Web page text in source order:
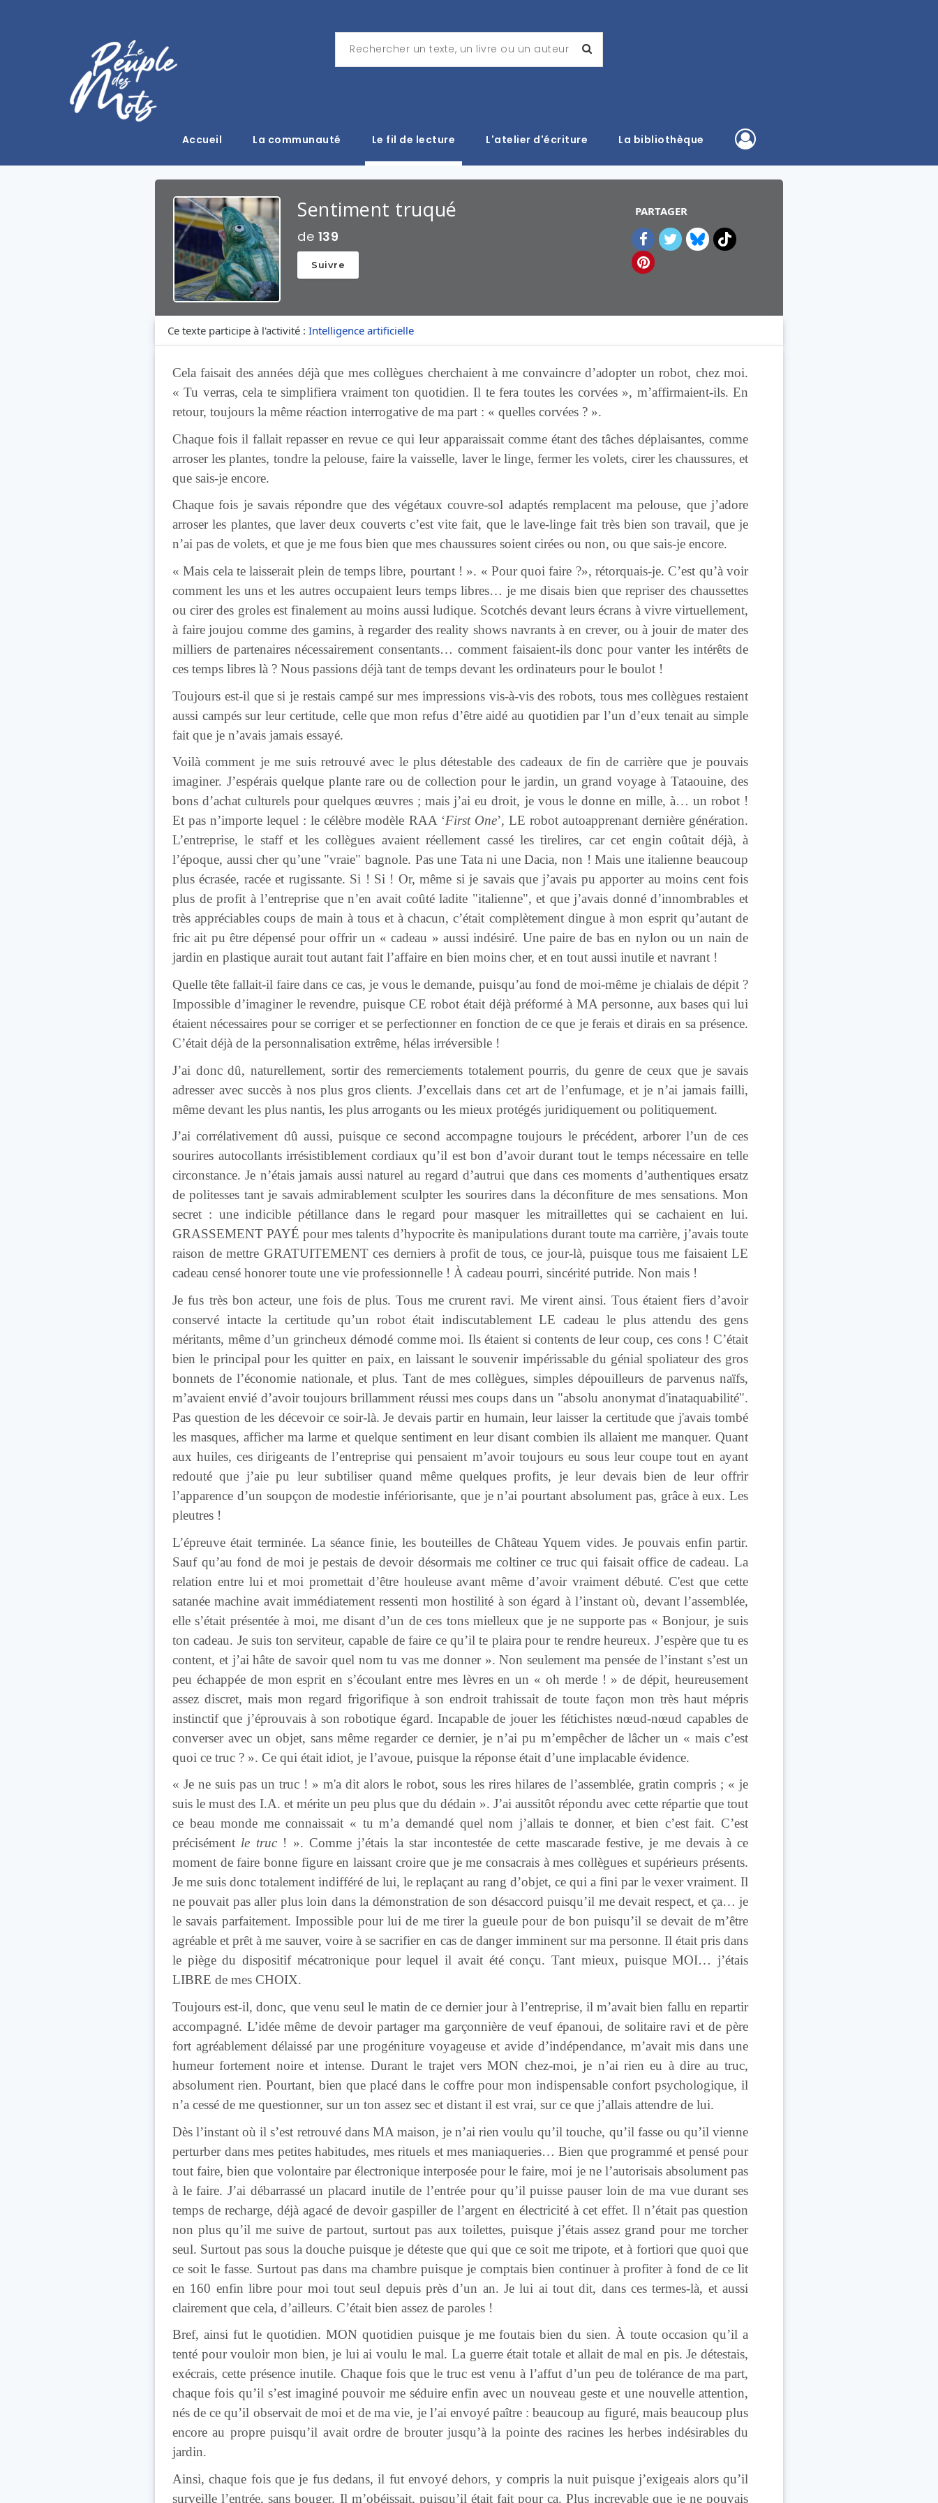
Accueil La communauté Le fil de lecture L'atelier d'écriture La bibliothèque
Sentiment truqué
de 139
Suivre
PARTAGER
Ce texte participe à l'activité : Intelligence artificielle
Cela faisait des années déjà que mes collègues cherchaient à me convaincre d’adopter un robot, chez moi.
« Tu verras, cela te simplifiera vraiment ton quotidien. Il te fera toutes les corvées », m’affirmaient-ils. En
retour, toujours la même réaction interrogative de ma part : « quelles corvées ? ».
Chaque fois il fallait repasser en revue ce qui leur apparaissait comme étant des tâches déplaisantes, comme
arroser les plantes, tondre la pelouse, faire la vaisselle, laver le linge, fermer les volets, cirer les chaussures, et
que sais-je encore.
Chaque fois je savais répondre que des végétaux couvre-sol adaptés remplacent ma pelouse, que j’adore
arroser les plantes, que laver deux couverts c’est vite fait, que le lave-linge fait très bien son travail, que je
n’ai pas de volets, et que je me fous bien que mes chaussures soient cirées ou non, ou que sais-je encore.
« Mais cela te laisserait plein de temps libre, pourtant ! ». « Pour quoi faire ?», rétorquais-je. C’est qu’à voir
comment les uns et les autres occupaient leurs temps libres… je me disais bien que repriser des chaussettes
ou cirer des groles est finalement au moins aussi ludique. Scotchés devant leurs écrans à vivre virtuellement,
à faire joujou comme des gamins, à regarder des reality shows navrants à en crever, ou à jouir de mater des
milliers de partenaires nécessairement consentants… comment faisaient-ils donc pour vanter les intérêts de
ces temps libres là ? Nous passions déjà tant de temps devant les ordinateurs pour le boulot !
Toujours est-il que si je restais campé sur mes impressions vis-à-vis des robots, tous mes collègues restaient
aussi campés sur leur certitude, celle que mon refus d’être aidé au quotidien par l’un d’eux tenait au simple
fait que je n’avais jamais essayé.
Voilà comment je me suis retrouvé avec le plus détestable des cadeaux de fin de carrière que je pouvais
imaginer. J’espérais quelque plante rare ou de collection pour le jardin, un grand voyage à Tataouine, des
bons d’achat culturels pour quelques œuvres ; mais j’ai eu droit, je vous le donne en mille, à… un robot !
Et pas n’importe lequel : le célèbre modèle RAA ‘First One’, LE robot autoapprenant dernière génération.
L’entreprise, le staff et les collègues avaient réellement cassé les tirelires, car cet engin coûtait déjà, à
l’époque, aussi cher qu’une "vraie" bagnole. Pas une Tata ni une Dacia, non ! Mais une italienne beaucoup
plus écrasée, racée et rugissante. Si ! Si ! Or, même si je savais que j’avais pu apporter au moins cent fois
plus de profit à l’entreprise que n’en avait coûté ladite "italienne", et que j’avais donné d’innombrables et
très appréciables coups de main à tous et à chacun, c’était complètement dingue à mon esprit qu’autant de
fric ait pu être dépensé pour offrir un « cadeau » aussi indésiré. Une paire de bas en nylon ou un nain de
jardin en plastique aurait tout autant fait l’affaire en bien moins cher, et en tout aussi inutile et navrant !
Quelle tête fallait-il faire dans ce cas, je vous le demande, puisqu’au fond de moi-même je chialais de dépit ?
Impossible d’imaginer le revendre, puisque CE robot était déjà préformé à MA personne, aux bases qui lui
étaient nécessaires pour se corriger et se perfectionner en fonction de ce que je ferais et dirais en sa présence.
C’était déjà de la personnalisation extrême, hélas irréversible !
J’ai donc dû, naturellement, sortir des remerciements totalement pourris, du genre de ceux que je savais
adresser avec succès à nos plus gros clients. J’excellais dans cet art de l’enfumage, et je n’ai jamais failli,
même devant les plus nantis, les plus arrogants ou les mieux protégés juridiquement ou politiquement.
J’ai corrélativement dû aussi, puisque ce second accompagne toujours le précédent, arborer l’un de ces
sourires autocollants irrésistiblement cordiaux qu’il est bon d’avoir durant tout le temps nécessaire en telle
circonstance. Je n’étais jamais aussi naturel au regard d’autrui que dans ces moments d’authentiques ersatz
de politesses tant je savais admirablement sculpter les sourires dans la déconfiture de mes sensations. Mon
secret : une indicible pétillance dans le regard pour masquer les mitraillettes qui se cachaient en lui.
GRASSEMENT PAYÉ pour mes talents d’hypocrite ès manipulations durant toute ma carrière, j’avais toute
raison de mettre GRATUITEMENT ces derniers à profit de tous, ce jour-là, puisque tous me faisaient LE
cadeau censé honorer toute une vie professionnelle ! À cadeau pourri, sincérité putride. Non mais !
Je fus très bon acteur, une fois de plus. Tous me crurent ravi. Me virent ainsi. Tous étaient fiers d’avoir
conservé intacte la certitude qu’un robot était indiscutablement LE cadeau le plus attendu des gens
méritants, même d’un grincheux démodé comme moi. Ils étaient si contents de leur coup, ces cons ! C’était
bien le principal pour les quitter en paix, en laissant le souvenir impérissable du génial spoliateur des gros
bonnets de l’économie nationale, et plus. Tant de mes collègues, simples dépouilleurs de parvenus naïfs,
m’avaient envié d’avoir toujours brillamment réussi mes coups dans un "absolu anonymat d'inataquabilité".
Pas question de les décevoir ce soir-là. Je devais partir en humain, leur laisser la certitude que j'avais tombé
les masques, afficher ma larme et quelque sentiment en leur disant combien ils allaient me manquer. Quant
aux huiles, ces dirigeants de l’entreprise qui pensaient m’avoir toujours eu sous leur coupe tout en ayant
redouté que j’aie pu leur subtiliser quand même quelques profits, je leur devais bien de leur offrir
l’apparence d’un soupçon de modestie infériorisante, que je n’ai pourtant absolument pas, grâce à eux. Les
pleutres !
L’épreuve était terminée. La séance finie, les bouteilles de Château Yquem vides. Je pouvais enfin partir.
Sauf qu’au fond de moi je pestais de devoir désormais me coltiner ce truc qui faisait office de cadeau. La
relation entre lui et moi promettait d’être houleuse avant même d’avoir vraiment débuté. C'est que cette
satanée machine avait immédiatement ressenti mon hostilité à son égard à l’instant où, devant l’assemblée,
elle s’était présentée à moi, me disant d’un de ces tons mielleux que je ne supporte pas « Bonjour, je suis
ton cadeau. Je suis ton serviteur, capable de faire ce qu’il te plaira pour te rendre heureux. J’espère que tu es
content, et j’ai hâte de savoir quel nom tu vas me donner ». Non seulement ma pensée de l’instant s’est un
peu échappée de mon esprit en s’écoulant entre mes lèvres en un « oh merde ! » de dépit, heureusement
assez discret, mais mon regard frigorifique à son endroit trahissait de toute façon mon très haut mépris
instinctif que j’éprouvais à son robotique égard. Incapable de jouer les fétichistes nœud-nœud capables de
converser avec un objet, sans même regarder ce dernier, je n’ai pu m’empêcher de lâcher un « mais c’est
quoi ce truc ? ». Ce qui était idiot, je l’avoue, puisque la réponse était d’une implacable évidence.
« Je ne suis pas un truc ! » m'a dit alors le robot, sous les rires hilares de l’assemblée, gratin compris ; « je
suis le must des I.A. et mérite un peu plus que du dédain ». J’ai aussitôt répondu avec cette répartie que tout
ce beau monde me connaissait « tu m’a demandé quel nom j’allais te donner, et bien c’est fait. C’est
précisément le truc! ». Comme j’étais la star incontestée de cette mascarade festive, je me devais à ce
moment de faire bonne figure en laissant croire que je me consacrais à mes collègues et supérieurs présents.
Je me suis donc totalement indifféré de lui, le replaçant au rang d’objet, ce qui a fini par le vexer vraiment. Il
ne pouvait pas aller plus loin dans la démonstration de son désaccord puisqu’il me devait respect, et ça… je
le savais parfaitement. Impossible pour lui de me tirer la gueule pour de bon puisqu’il se devait de m’être
agréable et prêt à me sauver, voire à se sacrifier en cas de danger imminent sur ma personne. Il était pris dans
le piège du dispositif mécatronique pour lequel il avait été conçu. Tant mieux, puisque MOI… j’étais
LIBRE de mes CHOIX.
Toujours est-il, donc, que venu seul le matin de ce dernier jour à l’entreprise, il m’avait bien fallu en repartir
accompagné. L’idée même de devoir partager ma garçonnière de veuf épanoui, de solitaire ravi et de père
fort agréablement délaissé par une progéniture voyageuse et avide d’indépendance, m’avait mis dans une
humeur fortement noire et intense. Durant le trajet vers MON chez-moi, je n’ai rien eu à dire au truc,
absolument rien. Pourtant, bien que placé dans le coffre pour mon indispensable confort psychologique, il
n’a cessé de me questionner, sur un ton assez sec et distant il est vrai, sur ce que j’allais attendre de lui.
Dès l’instant où il s’est retrouvé dans MA maison, je n’ai rien voulu qu’il touche, qu’il fasse ou qu’il vienne
perturber dans mes petites habitudes, mes rituels et mes maniaqueries… Bien que programmé et pensé pour
tout faire, bien que volontaire par électronique interposée pour le faire, moi je ne l’autorisais absolument pas
à le faire. J’ai débarrassé un placard inutile de l’entrée pour qu’il puisse pauser loin de ma vue durant ses
temps de recharge, déjà agacé de devoir gaspiller de l’argent en électricité à cet effet. Il n’était pas question
non plus qu’il me suive de partout, surtout pas aux toilettes, puisque j’étais assez grand pour me torcher
seul. Surtout pas sous la douche puisque je déteste que qui que ce soit me tripote, et à fortiori que quoi que
ce soit le fasse. Surtout pas dans ma chambre puisque je comptais bien continuer à profiter à fond de ce lit
en 160 enfin libre pour moi tout seul depuis près d’un an. Je lui ai tout dit, dans ces termes-là, et aussi
clairement que cela, d’ailleurs. C’était bien assez de paroles !
Bref, ainsi fut le quotidien. MON quotidien puisque je me foutais bien du sien. À toute occasion qu’il a
tenté pour vouloir mon bien, je lui ai voulu le mal. La guerre était totale et allait de mal en pis. Je détestais,
exécrais, cette présence inutile. Chaque fois que le truc est venu à l’affut d’un peu de tolérance de ma part,
chaque fois qu’il s’est imaginé pouvoir me séduire enfin avec un nouveau geste et une nouvelle attention,
nés de ce qu’il observait de moi et de ma vie, je l’ai envoyé paître : beaucoup au figuré, mais beaucoup plus
encore au propre puisqu’il avait ordre de brouter jusqu’à la pointe des racines les herbes indésirables du
jardin.
Ainsi, chaque fois que je fus dedans, il fut envoyé dehors, y compris la nuit puisque j’exigeais alors qu’il
surveille l’entrée, sans bouger. Il m’obéissait, puisqu’il était fait pour ça. Plus increvable que je ne pouvais